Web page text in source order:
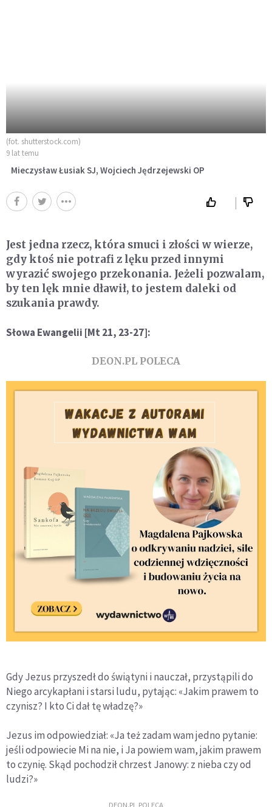
(fot. shutterstock.com)
9 lat temu
Mieczysław Łusiak SJ, Wojciech Jędrzejewski OP
Jest jedna rzecz, która smuci i złości w wierze,
gdy ktoś nie potrafi z lęku przed innymi
wyrazić swojego przekonania. Jeżeli pozwalam,
by ten lęk mnie dławił, to jestem daleki od
szukania prawdy.
Słowa Ewangelii [Mt 21, 23-27]:
DEON.PL POLECA
Gdy Jezus przyszedł do świątyni i nauczał, przystąpili do
Niego arcykapłani i starsi ludu, pytając: «Jakim prawem to
czynisz? I kto Ci dał tę władzę?»
Jezus im odpowiedział: «Ja też zadam wam jedno pytanie:
jeśli odpowiecie Mi na nie, i Ja powiem wam, jakim prawem
to czynię. Skąd pochodził chrzest Janowy: z nieba czy od
ludzi?»
DEON.PL POLECA